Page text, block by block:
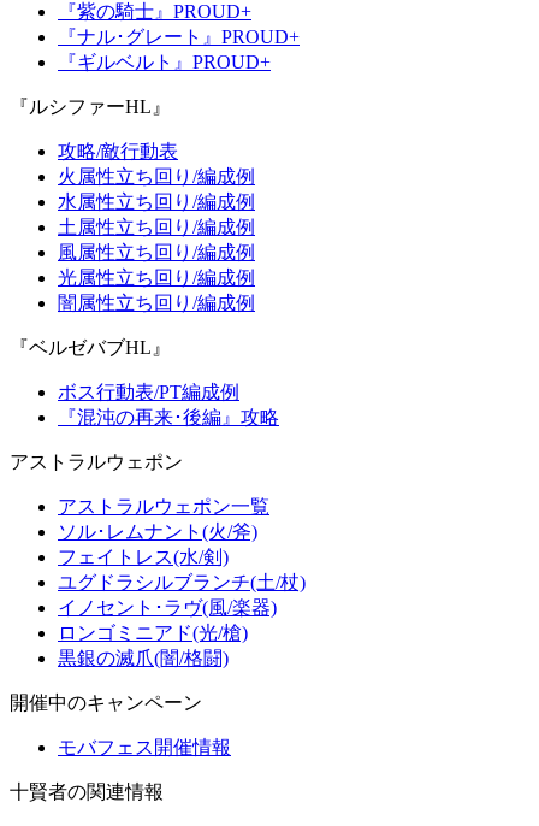
『紫の騎士』PROUD+
『ナル･グレート』PROUD+
『ギルベルト』PROUD+
『ルシファーHL』
攻略/敵行動表
火属性立ち回り/編成例
水属性立ち回り/編成例
土属性立ち回り/編成例
風属性立ち回り/編成例
光属性立ち回り/編成例
闇属性立ち回り/編成例
『ベルゼバブHL』
ボス行動表/PT編成例
『混沌の再来･後編』攻略
アストラルウェポン
アストラルウェポン一覧
ソル･レムナント(火/斧)
フェイトレス(水/剣)
ユグドラシルブランチ(土/杖)
イノセント･ラヴ(風/楽器)
ロンゴミニアド(光/槍)
黒銀の滅爪(闇/格闘)
開催中のキャンペーン
モバフェス開催情報
十賢者の関連情報